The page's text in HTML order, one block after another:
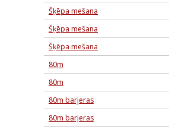
Šķēpa mešana
Šķēpa mešana
Šķēpa mešana
80m
80m
80m barjeras
80m barjeras